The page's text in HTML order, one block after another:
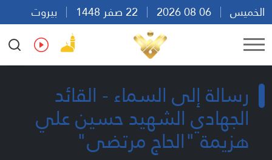
الخميس
بيروت
10:43
Ar En Fr Es
رسالة إلى السماء - القائد
الجهادي الشهيد حسين علي
هزيمة "الحاج مرتضى"